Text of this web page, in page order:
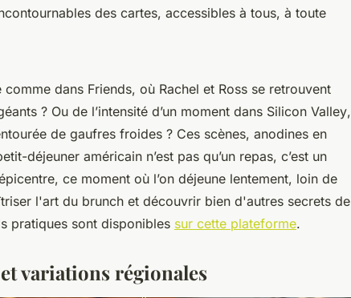
des cartes, accessibles à tous, à toute
comme dans Friends, où Rachel et Ross se retrouvent
? Ou de l’intensité d’un moment dans Silicon Valley,
de gaufres froides ? Ces scènes, anodines en
déjeuner américain n’est pas qu’un repas, c’est un
ce moment où l’on déjeune lentement, loin de
l'art du brunch et découvrir bien d'autres secrets de
pratiques sont disponibles sur cette plateforme.
variations régionales